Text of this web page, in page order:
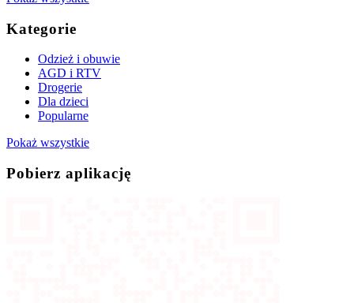
Kategorie
Odzież i obuwie
AGD i RTV
Drogerie
Dla dzieci
Popularne
Pokaż wszystkie
Pobierz aplikację